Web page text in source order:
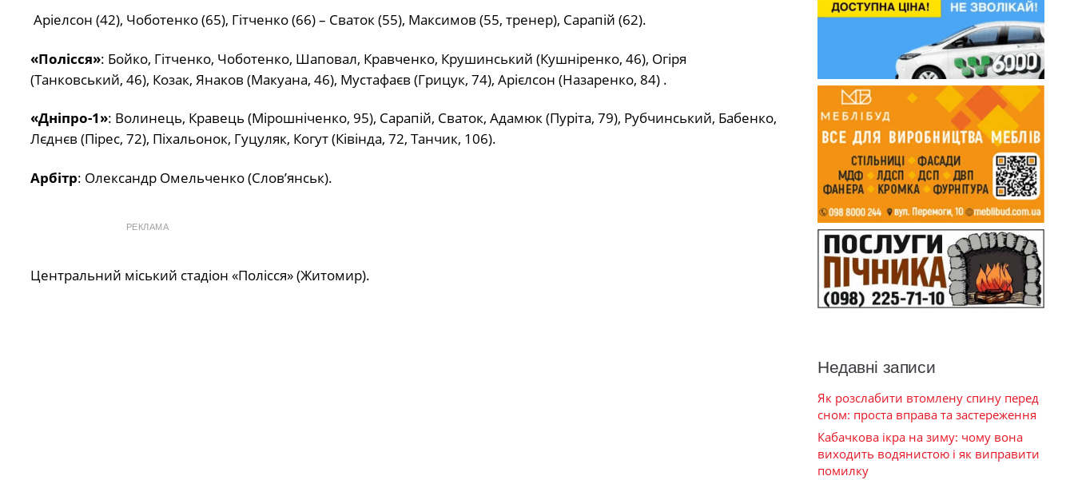
Аріелсон (42), Чоботенко (65), Гітченко (66) – Сваток (55), Максимов (55, тренер), Сарапій (62).
«Полісся»: Бойко, Гітченко, Чоботенко, Шаповал, Кравченко, Крушинський (Кушніренко, 46), Огіря
(Танковський, 46), Козак, Янаков (Макуана, 46), Мустафаєв (Грицук, 74), Арієлсон (Назаренко, 84) .
«Дніпро-1»: Волинець, Кравець (Мірошніченко, 95), Сарапій, Сваток, Адамюк (Пуріта, 79), Рубчинський, Бабенко,
Лєднєв (Пірес, 72), Піхальонок, Гуцуляк, Когут (Ківінда, 72, Танчик, 106).
Арбітр: Олександр Омельченко (Слов’янськ).
РЕКЛАМА
Центральний міський стадіон «Полісся» (Житомир).
Недавні записи
Як розслабити втомлену спину перед
сном: проста вправа та застереження
Кабачкова ікра на зиму: чому вона
виходить водянистою і як виправити
помилку